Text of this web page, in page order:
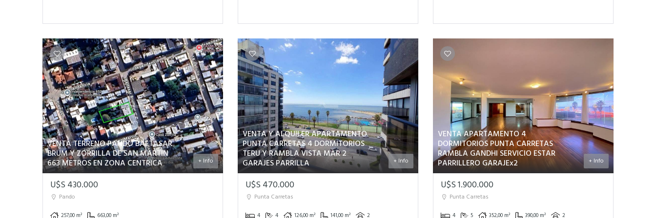
VENTA TERRENO PANDO BALTASAR
BRUM Y ZORRILLA DE SAN MARTIN
663 METROS EN ZONA CENTRICA + Info
U$S 430.000
Pando
257,00 m² 663,00 m²
VENTA Y ALQUILER APARTAMENTO
PUNTA CARRETAS 4 DORMITORIOS
TERU Y RAMBLA VISTA MAR 2
GARAJES PARRILLA + Info
U$S 470.000
Punta Carretas
4 4 126,00 m² 141,00 m² 2
VENTA APARTAMENTO 4
DORMITORIOS PUNTA CARRETAS
RAMBLA GANDHI SERVICIO ESTAR
PARRILLERO GARAJEx2 + Info
U$S 1.900.000
Punta Carretas
4 5 352,00 m² 390,00 m² 2